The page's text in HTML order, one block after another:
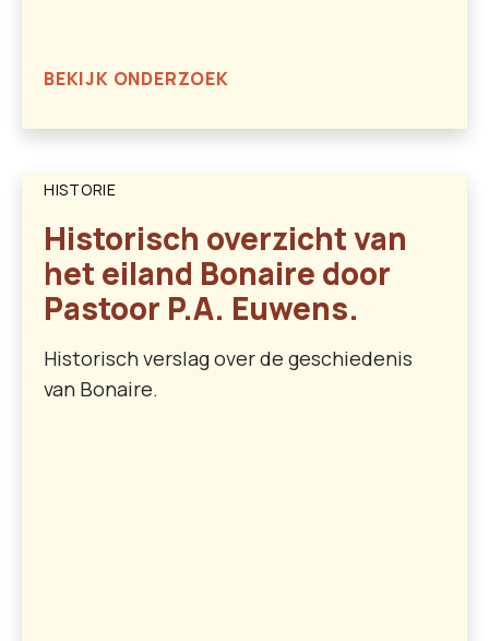
BEKIJK ONDERZOEK
HISTORIE
Historisch overzicht van
het eiland Bonaire door
Pastoor P.A. Euwens.
Historisch verslag over de geschiedenis
van Bonaire.